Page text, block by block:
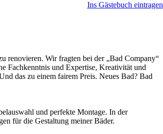
Ins Gästebuch eintragen
renovieren. Wir fragten bei der „Bad Company“
Fachkenntnis und Expertise, Kreativität und
das zu einem fairem Preis. Neues Bad? Bad
und perfekte Montage. In der
für die Gestaltung meiner Bäder.